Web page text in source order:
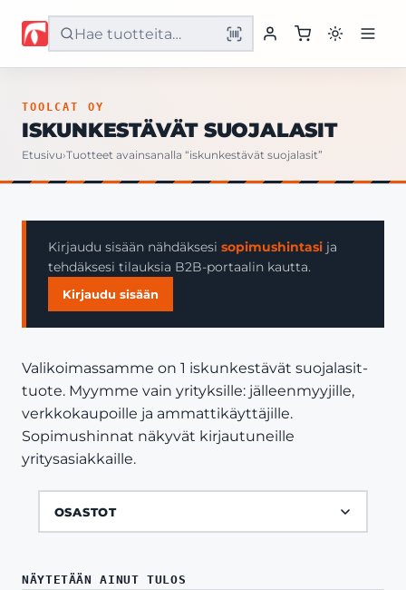
Etusivu
Yritys
Yhteystiedot
TOOLCAT OY
ISKUNKESTÄVÄT SUOJALASIT
Etusivu›Tuotteet avainsanalla “iskunkestävät suojalasit”
Kirjaudu sisään nähdäksesi sopimushintasi ja
tehdäksesi tilauksia B2B-portaalin kautta.
Kirjaudu sisään
Valikoimassamme on 1 iskunkestävät suojalasit-
tuote. Myymme vain yrityksille: jälleenmyyjille,
verkkokaupoille ja ammattikäyttäjille.
Sopimushinnat näkyvät kirjautuneille
yritysasiakkaille.
OSASTOT
NÄYTETÄÄN AINUT TULOS